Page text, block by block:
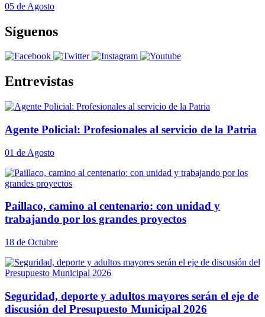
05 de Agosto
Síguenos
Entrevistas
Agente Policial: Profesionales al servicio de la Patria
01 de Agosto
Paillaco, camino al centenario: con unidad y
trabajando por los grandes proyectos
18 de Octubre
Seguridad, deporte y adultos mayores serán el eje de
discusión del Presupuesto Municipal 2026